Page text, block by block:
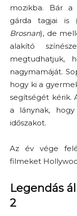
mozikba. Bár
gárda tagjai is
Brosnan), de
alakító
megtudhatjuk,
nagymamáját.
hogy ki a
segítségét kérik.
a lánynak,
időszakot.
Az év vége
filmeket
Legendás
2